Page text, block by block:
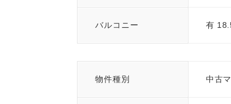
バルコニー 有
物件種別 中古